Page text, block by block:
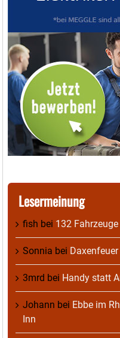
Lesermeinung
fish bei 132
Sonnia bei
3mrd bei Handy statt
Johann bei Ebbe im
Inn